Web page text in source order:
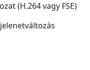
(H.264 vagy FSE)